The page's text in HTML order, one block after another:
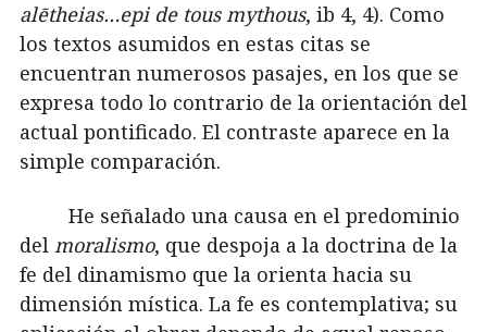
alētheias…epi de tous mythous, ib 4, 4). Como
los textos asumidos en estas citas se
encuentran numerosos pasajes, en los que se
expresa todo lo contrario de la orientación del
actual pontificado. El contraste aparece en la
simple comparación.
He señalado una causa en el predominio
del moralismo, que despoja a la doctrina de la
fe del dinamismo que la orienta hacia su
dimensión mística. La fe es contemplativa; su